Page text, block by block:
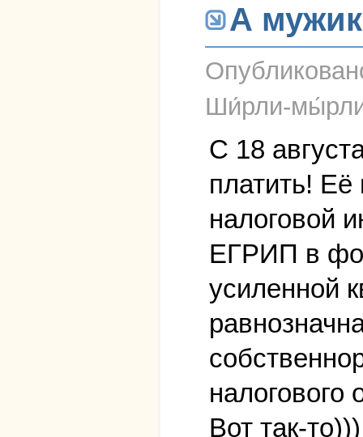
А
Ши́рли-
С 18
платить! Её
налоговой
ЕГРИП в
усиленной
налогового
Вот так-то)))